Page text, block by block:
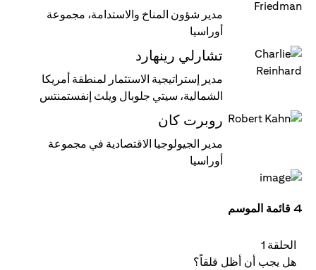
مدير شؤون المناخ والاستدامة، مجموعة
أوراسيا
تشارلي رينهارد
مدير إستراتيجية الاستثمار لمنطقة أمريكا
الشمالية، سيتي جلوبال ويلث إنفستمنتس
روبرت كان
مدير الجيولوجيا الاقتصادية في مجموعة
أوراسيا
4 قائمة الموسم
الحلقة 1
هل يجب أن أظل قلقاً؟